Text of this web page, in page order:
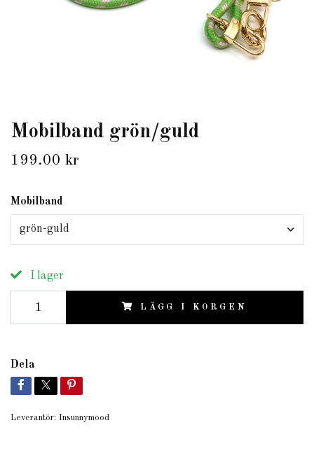
Mobilband grön/guld
199.00 kr
Mobilband
grön-guld
I lager
LÄGG I KORGEN
Dela
Leverantör: Insunnymood